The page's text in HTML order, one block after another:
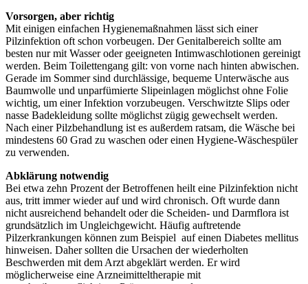
Vorsorgen, aber richtig
Mit einigen einfachen Hygienemaßnahmen lässt sich einer
Pilzinfektion oft schon vorbeugen. Der Genitalbereich sollte am
besten nur mit Wasser oder geeigneten Intimwaschlotionen gereinigt
werden. Beim Toilettengang gilt: von vorne nach hinten abwischen.
Gerade im Sommer sind durchlässige, bequeme Unterwäsche aus
Baumwolle und unparfümierte Slipeinlagen möglichst ohne Folie
wichtig, um einer Infektion vorzubeugen. Verschwitzte Slips oder
nasse Badekleidung sollte möglichst zügig gewechselt werden.
Nach einer Pilzbehandlung ist es außerdem ratsam, die Wäsche bei
mindestens 60 Grad zu waschen oder einen Hygiene-Wäschespüler
zu verwenden.
Abklärung notwendig
Bei etwa zehn Prozent der Betroffenen heilt eine Pilzinfektion nicht
aus, tritt immer wieder auf und wird chronisch. Oft wurde dann
nicht ausreichend behandelt oder die Scheiden- und Darmflora ist
grundsätzlich im Ungleichgewicht. Häufig auftretende
Pilzerkrankungen können zum Beispiel auf einen Diabetes mellitus
hinweisen. Daher sollten die Ursachen der wiederholten
Beschwerden mit dem Arzt abgeklärt werden. Er wird
möglicherweise eine Arzneimitteltherapie mit